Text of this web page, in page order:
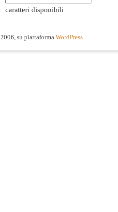
caratteri disponibili
2006, su piattaforma WordPress